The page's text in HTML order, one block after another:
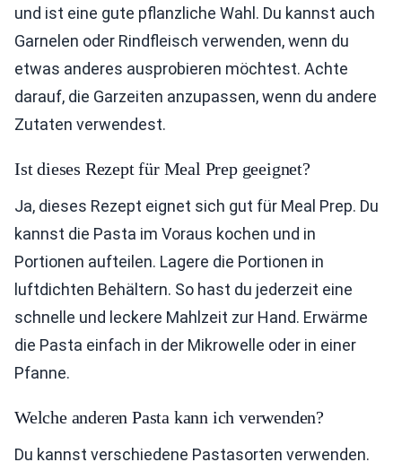
und ist eine gute pflanzliche Wahl. Du kannst auch
Garnelen oder Rindfleisch verwenden, wenn du
etwas anderes ausprobieren möchtest. Achte
darauf, die Garzeiten anzupassen, wenn du andere
Zutaten verwendest.
Ist dieses Rezept für Meal Prep geeignet?
Ja, dieses Rezept eignet sich gut für Meal Prep. Du
kannst die Pasta im Voraus kochen und in
Portionen aufteilen. Lagere die Portionen in
luftdichten Behältern. So hast du jederzeit eine
schnelle und leckere Mahlzeit zur Hand. Erwärme
die Pasta einfach in der Mikrowelle oder in einer
Pfanne.
Welche anderen Pasta kann ich verwenden?
Du kannst verschiedene Pastasorten verwenden.